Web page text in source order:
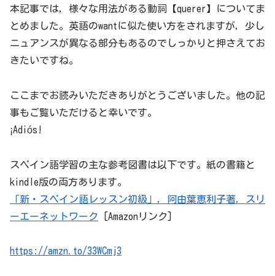
本記事では，様々な用法がある動詞【querer】についてま
とめました。英語のwantに似た使い方をされますが，少し
ニュアンスが異なる部分もあるのでしっかりと押さえてお
きたいですね。
ここまでお読みいただきありがとうございました。他の記
事もご覧いただけると幸いです。
¡Adiós!
スペイン語学習の主な参考図書は以下です。紙の書籍と
kindle版の両方あります。
「新・スペイン語レッスン初級」，阿由葉恵利子著，スリ
ーエーネットワーク
[Amazonリンク]
https://amzn.to/33WCmj3